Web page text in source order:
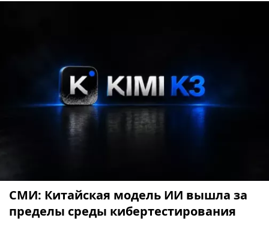
СМИ: Китайская модель ИИ вышла за
пределы среды кибертестирования